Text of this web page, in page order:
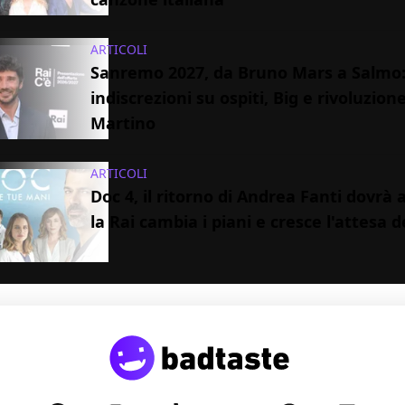
ARTICOLI
Sanremo 2027, da Bruno Mars a
indiscrezioni su ospiti, Big e rivoluzione
Martino
ARTICOLI
Doc 4, il ritorno di Andrea Fanti dovrà
la Rai cambia i piani e cresce l'attesa